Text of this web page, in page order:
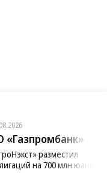
«Газпромбанк»
разместил
на 700 млн юаней